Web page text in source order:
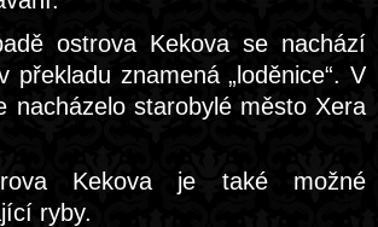
ostrova Kekova se nachází
překladu znamená „loděnice“. V
nacházelo starobylé město Xera
Kekova je také možné
ryby.